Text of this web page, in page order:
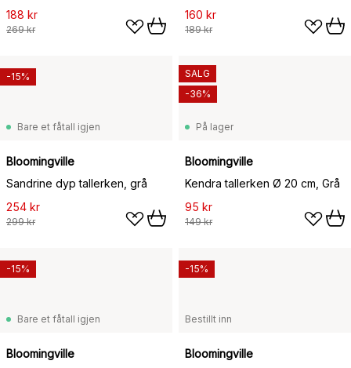
188 kr
269 kr
160 kr
189 kr
Bare et fåtall igjen
Bloomingville
Sandrine dyp tallerken, grå
254 kr
299 kr
-15%
På lager
Bloomingville
Kendra tallerken Ø 20 cm, Grå
95 kr
149 kr
SALG
-36%
Bare et fåtall igjen
Bloomingville
-15%
Bestillt inn
Bloomingville
-15%